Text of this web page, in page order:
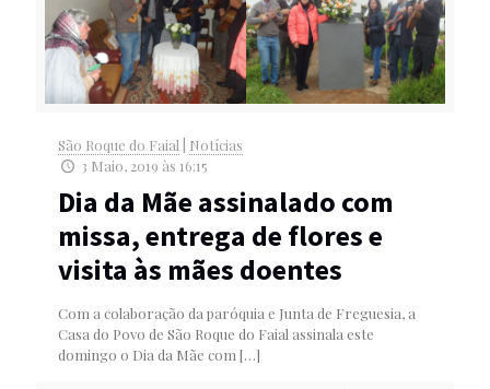
São Roque do Faial
Notícias
3 Maio, 2019 às 16:15
Dia da Mãe assinalado com
missa, entrega de flores e
visita às mães doentes
Com a colaboração da paróquia e Junta de Freguesia, a
Casa do Povo de São Roque do Faial assinala este
domingo o Dia da Mãe com […]